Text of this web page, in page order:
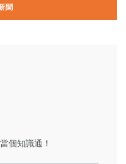
聞
個知識通！